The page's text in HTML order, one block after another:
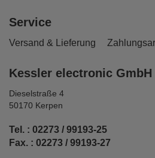
Service
Versand & Lieferung
Kessler electronic GmbH
Dieselstraße 4
50170 Kerpen
Tel. : 02273 / 99193-25
Fax. : 02273 / 99193-27